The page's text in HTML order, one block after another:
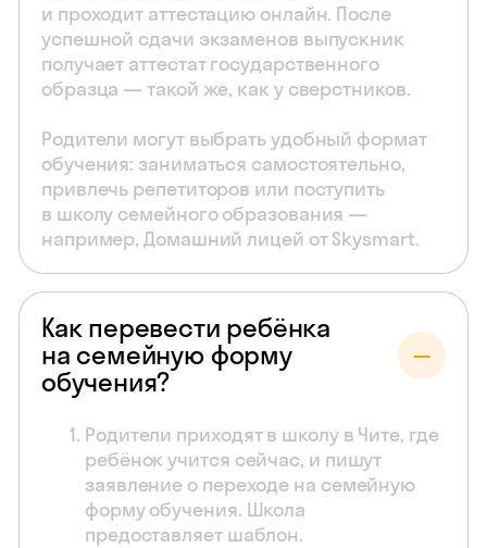
и проходит аттестацию онлайн. После
успешной сдачи экзаменов выпускник
получает аттестат государственного
образца — такой же, как у сверстников.
Родители могут выбрать удобный формат
обучения: заниматься самостоятельно,
привлечь репетиторов или поступить
в школу семейного образования —
например, Домашний лицей от Skysmart.
Как перевести ребёнка
на семейную форму
обучения?
Родители приходят в школу в Чите, где
ребёнок учится сейчас, и пишут
заявление о переходе на семейную
форму обучения. Школа
предоставляет шаблон.